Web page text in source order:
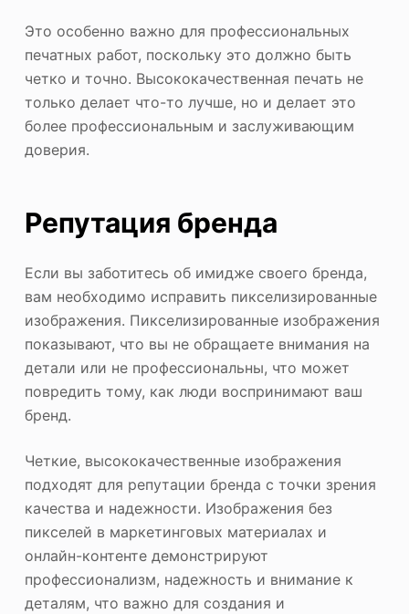
Это особенно важно для профессиональных
печатных работ, поскольку это должно быть
четко и точно. Высококачественная печать не
только делает что-то лучше, но и делает это
более профессиональным и заслуживающим
доверия.
Репутация бренда
Если вы заботитесь об имидже своего бренда,
вам необходимо исправить пикселизированные
изображения. Пикселизированные изображения
показывают, что вы не обращаете внимания на
детали или не профессиональны, что может
повредить тому, как люди воспринимают ваш
бренд.
Четкие, высококачественные изображения
подходят для репутации бренда с точки зрения
качества и надежности. Изображения без
пикселей в маркетинговых материалах и
онлайн-контенте демонстрируют
профессионализм, надежность и внимание к
деталям, что важно для создания и